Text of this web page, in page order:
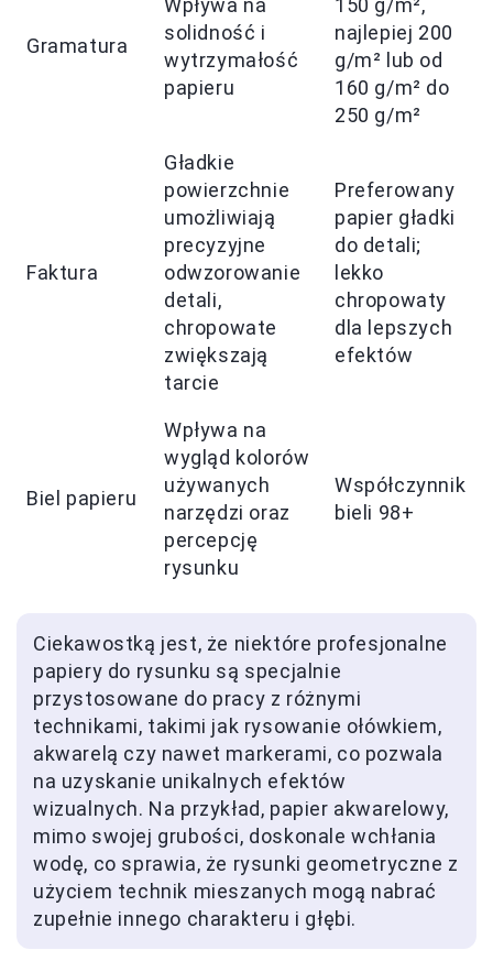
Gramatura
Wpływa na
solidność i
wytrzymałość
papieru
150 g/m²,
najlepiej 200
g/m² lub od
160 g/m² do
250 g/m²
Faktura
Gładkie
powierzchnie
umożliwiają
precyzyjne
odwzorowanie
detali,
chropowate
zwiększają
tarcie
Preferowany
papier gładki
do detali;
lekko
chropowaty
dla lepszych
efektów
Biel papieru
Wpływa na
wygląd kolorów
używanych
narzędzi oraz
percepcję
rysunku
Współczynnik
bieli 98+
Ciekawostką jest, że niektóre profesjonalne
papiery do rysunku są specjalnie
przystosowane do pracy z różnymi
technikami, takimi jak rysowanie ołówkiem,
akwarelą czy nawet markerami, co pozwala
na uzyskanie unikalnych efektów
wizualnych. Na przykład, papier akwarelowy,
mimo swojej grubości, doskonale wchłania
wodę, co sprawia, że rysunki geometryczne z
użyciem technik mieszanych mogą nabrać
zupełnie innego charakteru i głębi.